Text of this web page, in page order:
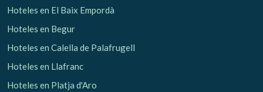
Hoteles en El Baix Empordà
Hoteles en Begur
Hoteles en Calella de Palafrugell
Hoteles en Llafranc
Hoteles en Platja d'Aro
Guardar configuración